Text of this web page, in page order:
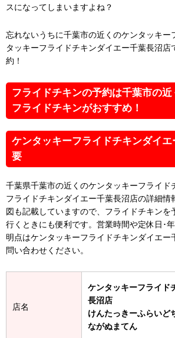
スになってしまいますよね？
忘れないうちに千葉市の近くのケンタッキー
タッキーフライドチキンダイエー千葉長沼店
約！
フライドチキンの予約は千葉市の
フライドチキンがおすすめ！
ケンタッキーフライドチキンダイ
要
千葉県千葉市の近くのケンタッキーフライド
フライドチキンダイエー千葉長沼店の詳細情
図も記載していますので、フライドチキンを
行くときにも便利です。営業時間や定休日･
明点はケンタッキーフライドチキンダイエー
問い合わせください。
店名
ケンタッキーフライド
長沼店
けんたっきーふらいど
ながぬまてん